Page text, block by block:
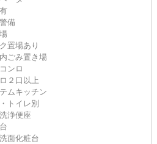
備
置場あり
ごみ置き場
ンロ
２口以上
ムキッチン
トイレ別
浄便座
面化粧台